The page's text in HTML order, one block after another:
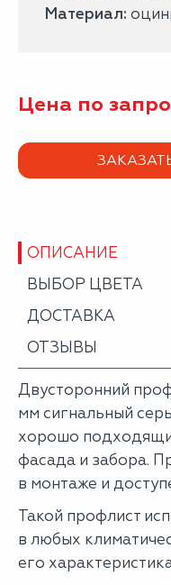
Материал:
Цена по
ОПИСАНИЕ
ВЫБОР ЦВЕТА
ДОСТАВКА
ОТЗЫВЫ
Двусторонний
мм сигнальный
хорошо
фасада и забора.
в монтаже и
Такой профлист
в любых
его